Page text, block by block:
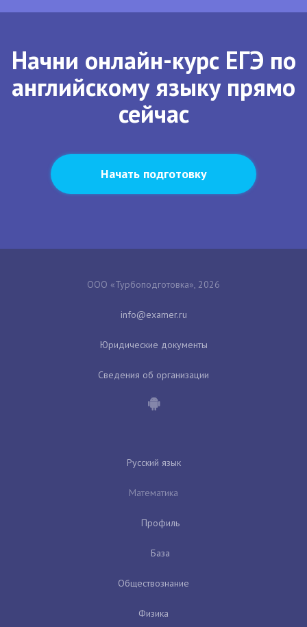
Начни онлайн-курс ЕГЭ по
английскому языку прямо
сейчас
Начать подготовку
ООО «Турбоподготовка», 2026
Юридические документы
Сведения об организации
Русский язык
Математика
Профиль
База
Обществознание
Физика